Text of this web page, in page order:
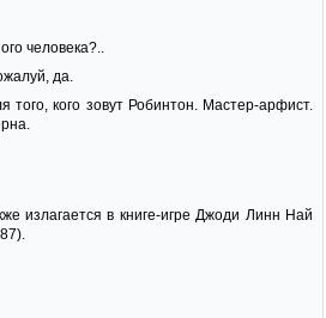
человека?..
да.
того, кого зовут Робинтон. Мастер-арфист.
излагается в книге-игре Джоди Линн Най